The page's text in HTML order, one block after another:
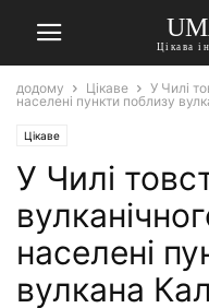
Цікава
додому Цікаве
У Чилі
населені пункти поблизу
Цікаве
У Чилі
населені
вулкана